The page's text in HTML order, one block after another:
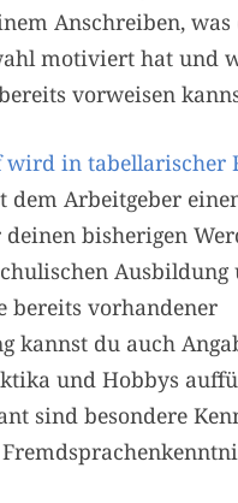
Anschreiben,
motiviert hat und
vorweisen
wird in tabellarischer
dem Arbeitgeber
bisherigen
Ausbildung
bereits vorhandener
kannst du auch
und Hobbys
sind besondere